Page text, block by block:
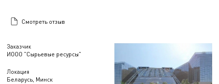
Заказчик
ИООО "Сырьевые ресурсы"
Локация
Беларусь, Минск
Смотреть отзыв